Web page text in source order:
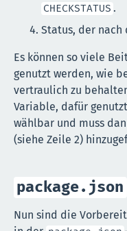
CHECKSTATUS .
Status, der nach
Es können so viele
genutzt werden, wie
vertraulich zu
Variable, dafür
wählbar und muss
(siehe Zeile 2)
package.json
Nun sind die